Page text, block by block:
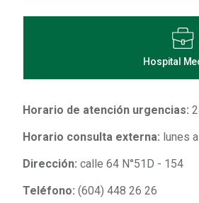
Hospital
Horario de atención urgencias:
Horario consulta externa: lunes
Dirección: calle 64 N°51D - 154
Teléfono: (604) 448 26 26